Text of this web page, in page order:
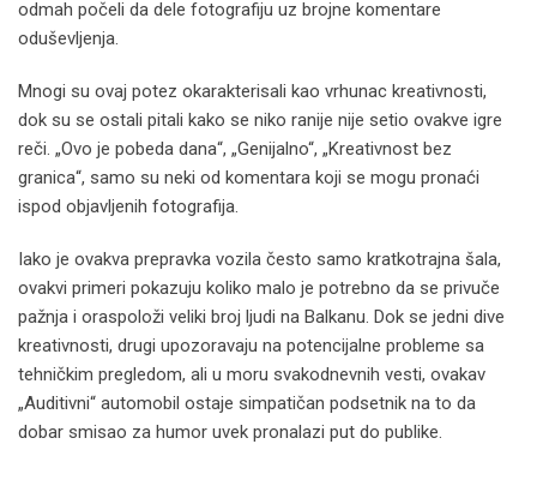
odmah počeli da dele fotografiju uz brojne komentare
oduševljenja.
Mnogi su ovaj potez okarakterisali kao vrhunac kreativnosti,
dok su se ostali pitali kako se niko ranije nije setio ovakve igre
reči. „Ovo je pobeda dana“, „Genijalno“, „Kreativnost bez
granica“, samo su neki od komentara koji se mogu pronaći
ispod objavljenih fotografija.
Iako je ovakva prepravka vozila često samo kratkotrajna šala,
ovakvi primeri pokazuju koliko malo je potrebno da se privuče
pažnja i oraspoloži veliki broj ljudi na Balkanu. Dok se jedni dive
kreativnosti, drugi upozoravaju na potencijalne probleme sa
tehničkim pregledom, ali u moru svakodnevnih vesti, ovakav
„Auditivni“ automobil ostaje simpatičan podsetnik na to da
dobar smisao za humor uvek pronalazi put do publike.